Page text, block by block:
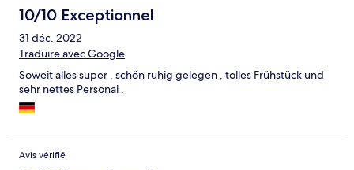
10/10 Exceptionnel
31 déc. 2022
Traduire avec Google
Soweit alles super , schön ruhig gelegen , tolles Frühstück und
sehr nettes Personal .
Avis vérifié